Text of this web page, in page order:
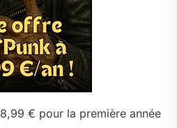
8,99 € pour la première année